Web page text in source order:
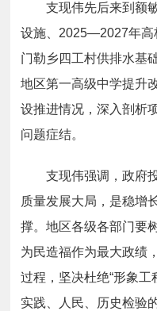
支现伟先后来到额
设施、 2025—2027年高
门勒乡四工村供排水基
地区第一高级中学提升
设推进情况，深入剖析
问题症结。
支现伟强调，政府
质量发展大局，是稳增
撑。地区各级各部门要
为民造福作为最大政绩
过程，坚决杜绝“形象工
实践、人民、历史检验